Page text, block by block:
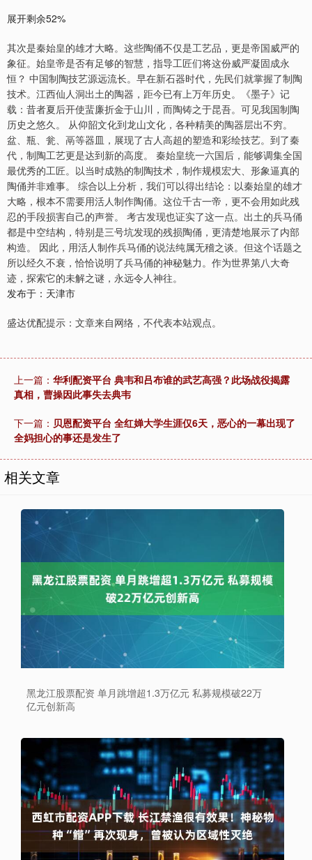
展开剩余52%
其次是秦始皇的雄才大略。这些陶俑不仅是工艺品，更是帝国威严的
象征。始皇帝是否有足够的智慧，指导工匠们将这份威严凝固成永
恒？ 中国制陶技艺源远流长。早在新石器时代，先民们就掌握了制陶
技术。江西仙人洞出土的陶器，距今已有上万年历史。《墨子》记
载：昔者夏后开使蜚廉折金于山川，而陶铸之于昆吾。可见我国制陶
历史之悠久。 从仰韶文化到龙山文化，各种精美的陶器层出不穷。
盆、瓶、瓮、鬲等器皿，展现了古人高超的塑造和彩绘技艺。到了秦
代，制陶工艺更是达到新的高度。 秦始皇统一六国后，能够调集全国
最优秀的工匠。以当时成熟的制陶技术，制作规模宏大、形象逼真的
陶俑并非难事。 综合以上分析，我们可以得出结论：以秦始皇的雄才
大略，根本不需要用活人制作陶俑。这位千古一帝，更不会用如此残
忍的手段损害自己的声誉。 考古发现也证实了这一点。出土的兵马俑
都是中空结构，特别是三号坑发现的残损陶俑，更清楚地展示了内部
构造。 因此，用活人制作兵马俑的说法纯属无稽之谈。但这个话题之
所以经久不衰，恰恰说明了兵马俑的神秘魅力。作为世界第八大奇
迹，探索它的未解之谜，永远令人神往。
发布于：天津市
盛达优配提示：文章来自网络，不代表本站观点。
上一篇： 华利配资平台 典韦和吕布谁的武艺高强？此场战役揭露
真相，曹操因此事失去典韦
下一篇： 贝恩配资平台 全红婵大学生涯仅6天，恶心的一幕出现了
全妈担心的事还是发生了
相关文章
黑龙江股票配资 单月跳增超1.3万亿元 私募规模破22万
亿元创新高